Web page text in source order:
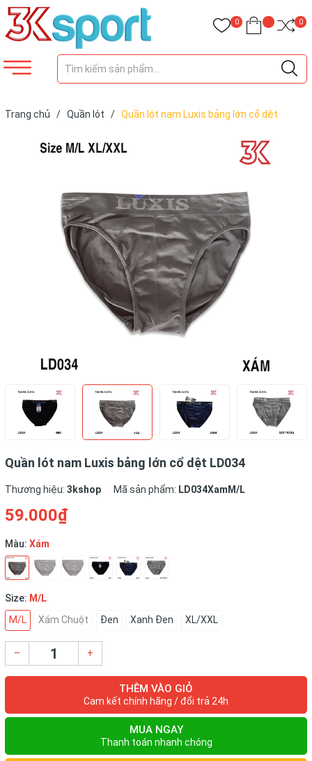
0 0
Trang chủ / Quần lót / Quần lót nam Luxis bảng lớn cổ dệt
Quần lót nam Luxis bảng lớn cổ dệt LD034
Thương hiệu: 3kshop Mã sản phẩm: LD034XamM/L
59.000₫
Màu: Xám
Size: M/L
M/L
Xám Chuột Đen Xanh Đen XL/XXL
– +
THÊM VÀO GIỎ
Cam kết chính hãng / đổi trả 24h
MUA NGAY
Thanh toán nhanh chóng